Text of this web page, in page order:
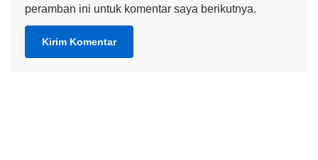
peramban ini untuk komentar saya berikutnya.